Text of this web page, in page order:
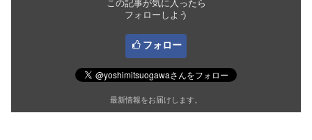
この記事が気に入ったら
フォローしよう
フォロー
最新情報をお届けします。